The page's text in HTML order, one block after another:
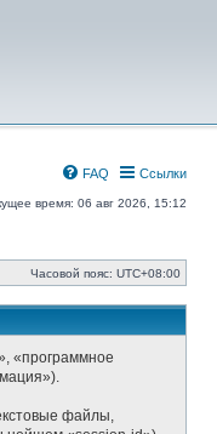
Ссылки
FAQ
время: 06 авг 2026, 15:12
Часовой пояс: UTC+08:00
«программное
файлы,